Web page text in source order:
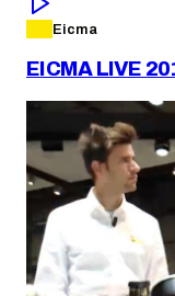
Eicma
EICMA LIVE